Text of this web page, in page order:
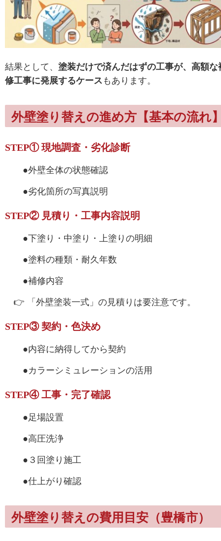
結果として、 塗装だけで済んだはずの工事が、高額な
修工事に発展するケース もあります。
外壁塗り替えの進め方【基本の流れ
STEP① 現地調査・劣化診断
●外壁全体の状態確認
●劣化箇所の写真説明
STEP② 見積り・工事内容説明
●下塗り・中塗り・上塗りの明細
●塗料の種類・耐久年数
●補修内容
👉 「外壁塗装一式」の見積りは要注意です。
STEP③ 契約・色決め
●内容に納得してから契約
●カラーシミュレーションの活用
STEP④ 工事・完了確認
●足場設置
●高圧洗浄
●３回塗り施工
●仕上がり確認
外壁塗り替えの費用目安（豊橋市）